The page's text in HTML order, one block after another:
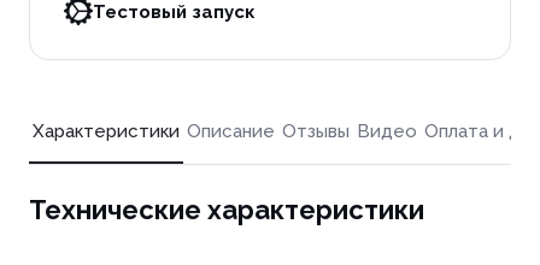
Тестовый запуск
Характеристики Описание Отзывы Видео Оплата и
Технические характеристики